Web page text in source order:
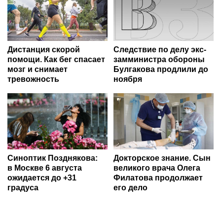
Дистанция скорой
помощи. Как бег спасает
мозг и снимает
тревожность
Следствие по делу экс-
замминистра обороны
Булгакова продлили до
ноября
Синоптик Позднякова:
в Москве 6 августа
ожидается до +31
градуса
Докторское знание. Сын
великого врача Олега
Филатова продолжает
его дело